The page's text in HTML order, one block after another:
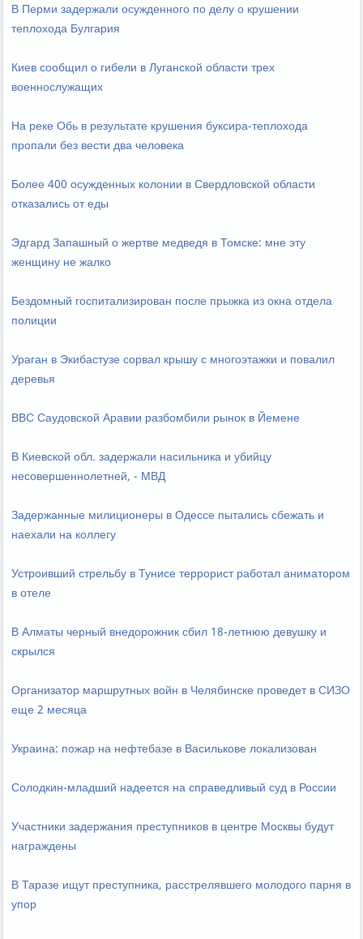
В Перми задержали осужденного по делу о крушении
теплохода Булгария
Киев сообщил о гибели в Луганской области трех
военнослужащих
На реке Обь в результате крушения буксира-теплохода
пропали без вести два человека
Более 400 осужденных колонии в Свердловской области
отказались от еды
Эдгард Запашный о жертве медведя в Томске: мне эту
женщину не жалко
Бездомный госпитализирован после прыжка из окна отдела
полиции
Ураган в Экибастузе сорвал крышу с многоэтажки и повалил
деревья
ВВС Саудовской Аравии разбомбили рынок в Йемене
В Киевской обл. задержали насильника и убийцу
несовершеннолетней, - МВД
Задержанные милиционеры в Одессе пытались сбежать и
наехали на коллегу
Устроивший стрельбу в Тунисе террорист работал аниматором
в отеле
В Алматы черный внедорожник сбил 18-летнюю девушку и
скрылся
Организатор маршрутных войн в Челябинске проведет в СИЗО
еще 2 месяца
Украина: пожар на нефтебазе в Василькове локализован
Солодкин-младший надеется на справедливый суд в России
Участники задержания преступников в центре Москвы будут
награждены
В Таразе ищут преступника, расстрелявшего молодого парня в
упор